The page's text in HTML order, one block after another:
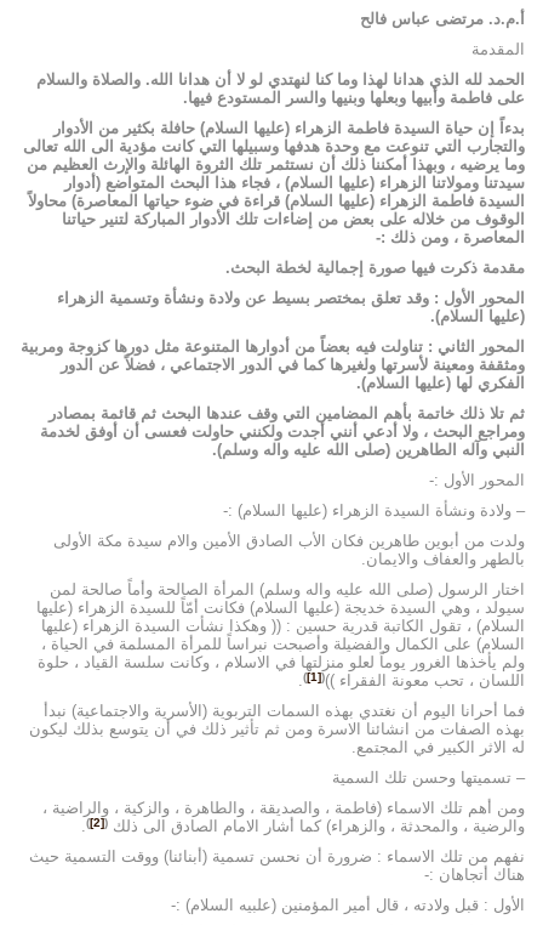
أ.م.د. مرتضى عباس فالح
المقدمة
الحمد لله الذي هدانا لهذا وما كنا لنهتدي لو لا أن هدانا الله. والصلاة والسلام
على فاطمة وأبيها وبعلها وبنيها والسر المستودع فيها.
بدءاً إن حياة السيدة فاطمة الزهراء (عليها السلام) حافلة بكثير من الأدوار
والتجارب التي تنوعت مع وحدة هدفها وسبيلها التي كانت مؤدية الى الله تعالى
وما يرضيه ، وبهذا أمكننا ذلك أن نستثمر تلك الثروة الهائلة والإرث العظيم من
سيدتنا ومولاتنا الزهراء (عليها السلام) ، فجاء هذا البحث المتواضع (أدوار
السيدة فاطمة الزهراء (عليها السلام) قراءة في ضوء حياتها المعاصرة) محاولاً
الوقوف من خلاله على بعض من إضاءات تلك الأدوار المباركة لتنير حياتنا
المعاصرة ، ومن ذلك :-
مقدمة ذكرت فيها صورة إجمالية لخطة البحث.
المحور الأول : وقد تعلق بمختصر بسيط عن ولادة ونشأة وتسمية الزهراء
(عليها السلام).
المحور الثاني : تناولت فيه بعضاً من أدوارها المتنوعة مثل دورها كزوجة ومربية
ومثقفة ومعينة لأسرتها ولغيرها كما في الدور الاجتماعي ، فضلاً عن الدور
الفكري لها (عليها السلام).
ثم تلا ذلك خاتمة بأهم المضامين التي وقف عندها البحث ثم قائمة بمصادر
ومراجع البحث ، ولا أدعي أنني أجدت ولكنني حاولت فعسى أن أوفق لخدمة
النبي وآله الطاهرين (صلى الله عليه واله وسلم).
المحور الأول :-
– ولادة ونشأة السيدة الزهراء (عليها السلام) :-
ولدت من أبوين طاهرين فكان الأب الصادق الأمين والام سيدة مكة الأولى
بالطهر والعفاف والايمان.
اختار الرسول (صلى الله عليه واله وسلم) المرأة الصالحة وأماً صالحة لمن
سيولد ، وهي السيدة خديجة (عليها السلام) فكانت أمّاً للسيدة الزهراء (عليها
السلام) ، تقول الكاتبة قدرية حسين : (( وهكذا نشأت السيدة الزهراء (عليها
السلام) على الكمال والفضيلة وأصبحت نبراساً للمرأة المسلمة في الحياة ،
ولم يأخذها الغرور يوماً لعلو منزلتها في الاسلام ، وكانت سلسة القياد ، حلوة
اللسان ، تحب معونة الفقراء ))(
[1]
)
.
فما أحرانا اليوم أن نغتدي بهذه السمات التربوية (الأسرية والاجتماعية) نبدأ
بهذه الصفات من انشائنا الاسرة ومن ثم تأثير ذلك في أن يتوسع بذلك ليكون
له الاثر الكبير في المجتمع.
– تسميتها وحسن تلك السمية
ومن أهم تلك الاسماء (فاطمة ، والصديقة ، والطاهرة ، والزكية ، والراضية ،
والرضية ، والمحدثة ، والزهراء) كما أشار الامام الصادق الى ذلك (
[2]
)
.
نفهم من تلك الاسماء : ضرورة أن نحسن تسمية (أبنائنا) ووقت التسمية حيث
هناك أتجاهان :-
الأول : قبل ولادته ، قال أمير المؤمنين (علبيه السلام) :-